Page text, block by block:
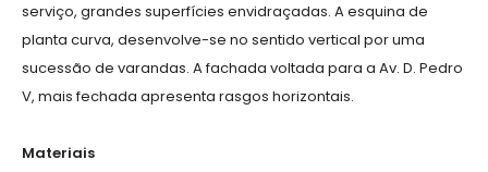
serviço, grandes superfícies envidraçadas. A esquina de
planta curva, desenvolve-se no sentido vertical por uma
sucessão de varandas. A fachada voltada para a Av. D. Pedro
V, mais fechada apresenta rasgos horizontais.
Materiais